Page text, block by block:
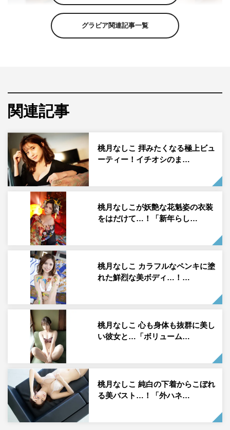
ゼロイチファミリア所属のまるぴが、1月24日発売の「週
本人インタビューが到着した。
まるぴは1999年11月5日生まれ、群馬県出身。SNSで“美
女インフルエンサー”と話題になり、2021年11月からゼロ
イチファミリアに所属した。Twitter、Instagram、TikTok
などSNSの総フォロワー数は17万人を超えている
（※2022年1月現在）。
初登場となった「ヤングマガジン」では同じ事務所に所属
する桃月なしこが表紙を飾っており、巻末グラビアを飾っ
たまるぴと共にゼロイチジャック。まるぴも「今回はなん
と同じ事務所の大先輩の桃月なしこさんが表紙ということ
で、とてもテンション上がりました！！（笑）」と感想
グラビア関連記事一覧
関連記事
桃月なしこ 拝みたくなる極上ビュ
ーティー！イチオシのま…
桃月なしこが妖艶な花魁姿の衣装
をはだけて…！「新年らし…
桃月なしこ カラフルなペンキに塗
れた鮮烈な美ボディ…！…
桃月なしこ 心も身体も抜群に美し
い彼女と…「ボリューム…
桃月なしこ 純白の下着からこぼれ
る美バスト…！「外ハネ…